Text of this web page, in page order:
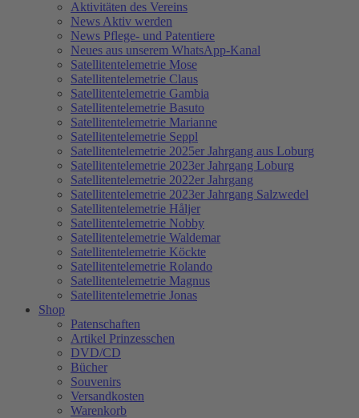
Aktivitäten des Vereins
News Aktiv werden
News Pflege- und Patentiere
Neues aus unserem WhatsApp-Kanal
Satellitentelemetrie Mose
Satellitentelemetrie Claus
Satellitentelemetrie Gambia
Satellitentelemetrie Basuto
Satellitentelemetrie Marianne
Satellitentelemetrie Seppl
Satellitentelemetrie 2025er Jahrgang aus Loburg
Satellitentelemetrie 2023er Jahrgang Loburg
Satellitentelemetrie 2022er Jahrgang
Satellitentelemetrie 2023er Jahrgang Salzwedel
Satellitentelemetrie Håljer
Satellitentelemetrie Nobby
Satellitentelemetrie Waldemar
Satellitentelemetrie Köckte
Satellitentelemetrie Rolando
Satellitentelemetrie Magnus
Satellitentelemetrie Jonas
Shop
Patenschaften
Artikel Prinzesschen
DVD/CD
Bücher
Souvenirs
Versandkosten
Warenkorb